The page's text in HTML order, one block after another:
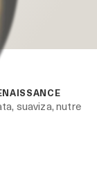
suaviza, nutre